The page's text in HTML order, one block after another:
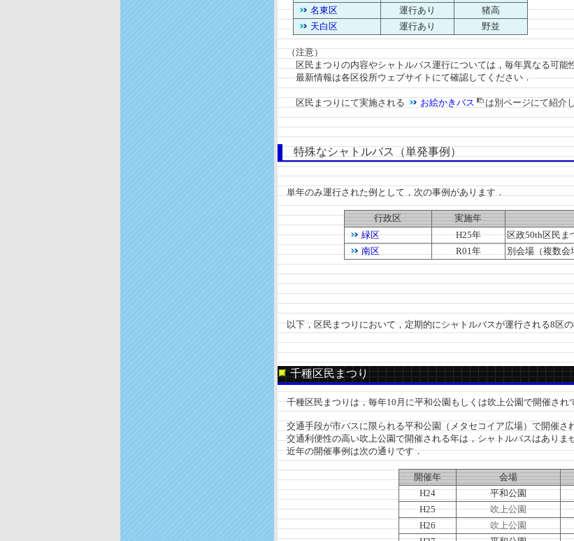
名東区
運行あり
猪高
天白区
運行あり 野並
（注意）
区民まつりの内容やシャトルバス運行については，毎年異なる可能
最新情報は各区役所ウェブサイトにて確認してください．
区民まつりにて実施される お絵かきバス は別ページにて紹介
特殊なシャトルバス（単発事例）
単年のみ運行された例として，次の事例があります．
行政区 実施年
緑区
H25年
区政50th区民ま
南区
R01年 別会場（複数会
以下，区民まつりにおいて，定期的にシャトルバスが運行される8区
千種区民まつり
千種区民まつりは，毎年10月に平和公園もしくは吹上公園で開催され
交通手段が市バスに限られる平和公園（メタセコイア広場）で開催さ
交通利便性の高い吹上公園で開催される年は，シャトルバスはありま
近年の開催事例は次の通りです．
開催年 会場
H24
平和公園
H25
吹上公園
H26
吹上公園